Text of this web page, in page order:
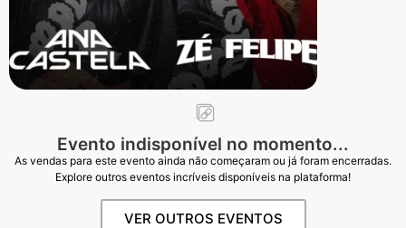
Evento indisponível no momento...
As vendas para este evento ainda não começaram ou já foram encerradas.
Explore outros eventos incríveis disponíveis na plataforma!
VER OUTROS EVENTOS